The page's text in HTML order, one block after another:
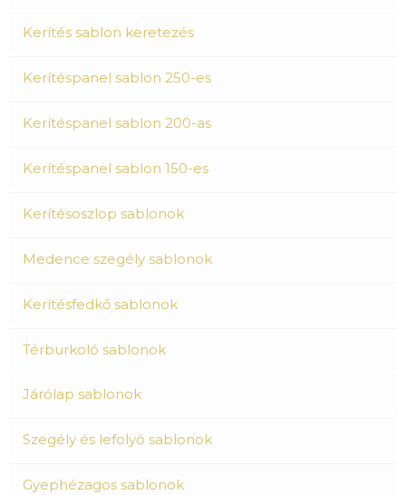
Kerítés sablon keretezés
Kerítéspanel sablon 250-es
Kerítéspanel sablon 200-as
Kerítéspanel sablon 150-es
Kerítésoszlop sablonok
Medence szegély sablonok
Kerítésfedkő sablonok
Térburkoló sablonok
Járólap sablonok
Szegély és lefolyó sablonok
Gyephézagos sablonok